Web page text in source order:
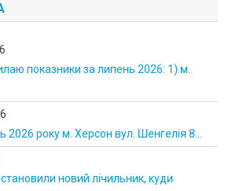
показники за липень 2026: 1) м.
року м. Херсон вул. Шенгелія 8...
новий лічильник, куди